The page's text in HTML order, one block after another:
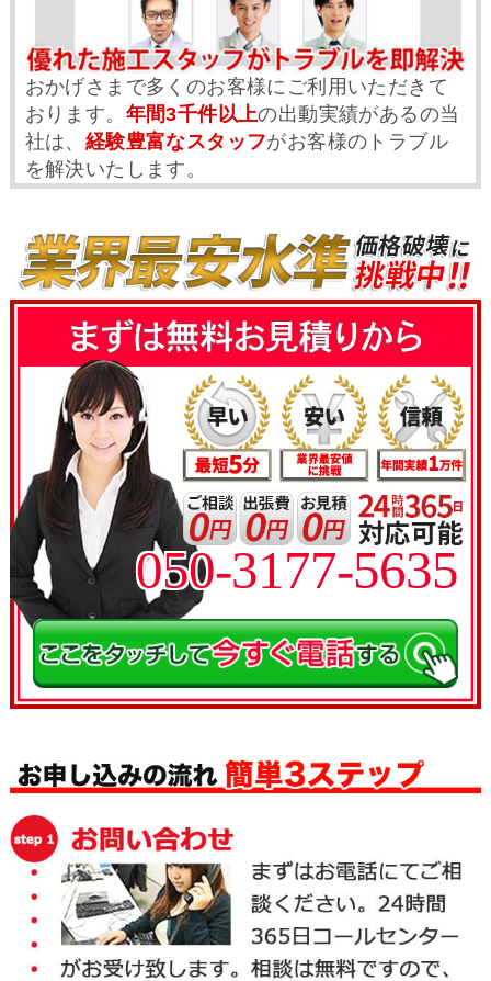
おかげさまで多くのお客様にご利用いただきて
おります。 年間3千件以上の出動実績があるの当
社は、 経験豊富なスタッフがお客様のトラブル
を解決いたします。
050-3177-5635